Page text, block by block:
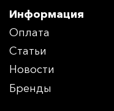
Информация
Оплата
Статьи
Новости
Бренды